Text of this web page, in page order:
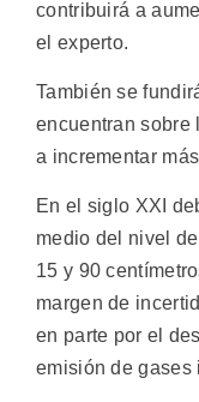
contribuirá a
el experto.
También se
encuentran sobre
a incrementar
En el siglo XXI
medio del nivel
15 y 90
margen de
en parte por el
emisión de gases